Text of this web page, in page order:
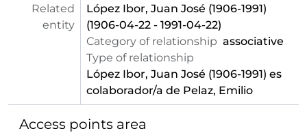
Related
entity
López Ibor, Juan José (1906-1991)
(1906-04-22 - 1991-04-22)
Category of relationship associative
Type of relationship
López Ibor, Juan José (1906-1991) es
colaborador/a de Pelaz, Emilio
Access points area